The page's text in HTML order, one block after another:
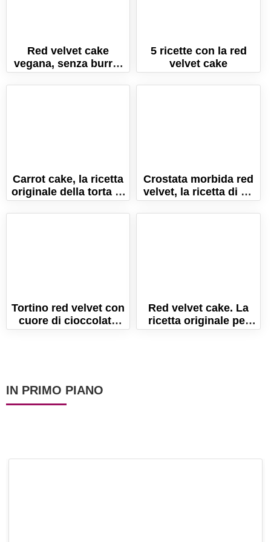
Red velvet cake
vegana, senza burro,
latte e uova!
5 ricette con la red
velvet cake
Carrot cake, la ricetta
originale della torta di
carote americana!
Crostata morbida red
velvet, la ricetta di un
dolce originale!
Tortino red velvet con
cuore di cioccolato
fondente!
Red velvet cake. La
ricetta originale per
farla perfetta!
IN PRIMO PIANO